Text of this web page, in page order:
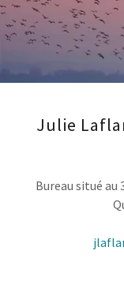
Julie
Bureau situé au